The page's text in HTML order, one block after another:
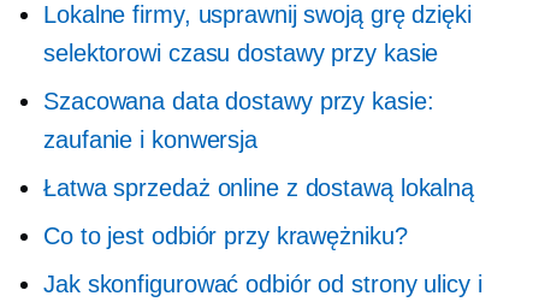
Lokalne firmy, usprawnij swoją grę dzięki
selektorowi czasu dostawy przy kasie
Szacowana data dostawy przy kasie:
zaufanie i konwersja
Łatwa sprzedaż online z dostawą lokalną
Co to jest odbiór przy krawężniku?
Jak skonfigurować odbiór od strony ulicy i